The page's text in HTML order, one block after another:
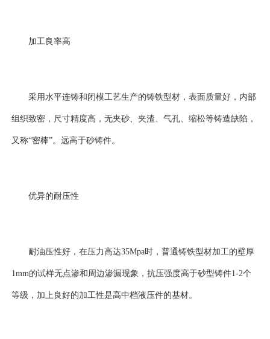
加工良率高
采用水平连铸和闭模工艺生产的铸铁型材，表面质量好，内部
组织致密，尺寸精度高，无夹砂、夹渣、气孔、缩松等铸造缺陷，
又称“密棒”。远高于砂铸件。
优异的耐压性
耐油压性好，在压力高达35Mpa时，普通铸铁型材加工的壁厚
1mm的试样无点渗和周边渗漏现象，抗压强度高于砂型铸件1-2个
等级，加上良好的加工性是高中档液压件的基材。